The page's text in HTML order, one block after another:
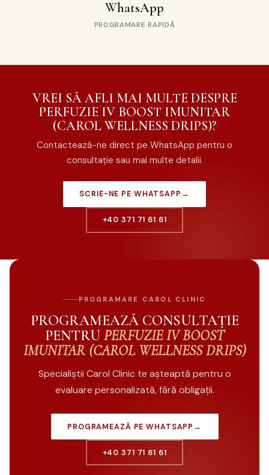
WhatsApp
PROGRAMARE RAPIDĂ
VREI SĂ AFLI MAI MULTE DESPRE
PERFUZIE IV BOOST IMUNITAR
(CAROL WELLNESS DRIPS)?
Contactează-ne direct pe WhatsApp pentru o
consultație sau mai multe detalii.
SCRIE-NE PE WHATSAPP →
+40 371 71 61 61
PROGRAMARE CAROL CLINIC
PROGRAMEAZĂ CONSULTAȚIE
PENTRU PERFUZIE IV BOOST
IMUNITAR (CAROL WELLNESS DRIPS)
Specialiștii Carol Clinic te așteaptă pentru o
evaluare personalizată, fără obligații.
PROGRAMEAZĂ PE WHATSAPP →
+40 371 71 61 61